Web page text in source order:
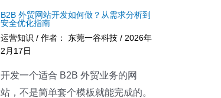
B2B 外贸网站开发如何做？从需求分析到
安全优化指南
运营知识 / 作者： 东莞一谷科技 / 2026年
2月17日
开发一个适合 B2B 外贸业务的网
站，不是简单套个模板就能完成的。